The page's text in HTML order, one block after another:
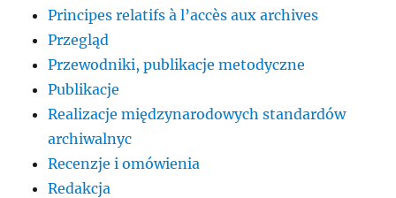
Principes relatifs à l’accès aux archives
Przegląd
Przewodniki, publikacje metodyczne
Publikacje
Realizacje międzynarodowych standardów
archiwalnyc
Recenzje i omówienia
Redakcja